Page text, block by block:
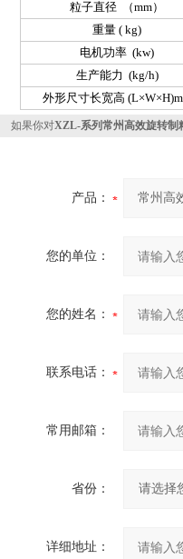
粒子直径 （mm）
重量 ( kg)
电机功率 (kw)
生产能力 (kg/h)
外形尺寸长宽高
如果你对XZL-系列常州高效旋转制
产品：
您的单位：
您的姓名：
联系电话：
常用邮箱：
省份：
详细地址：